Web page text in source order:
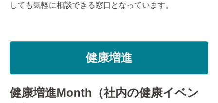
しても気軽に相談できる窓口となっています。
健康増進
健康増進Month（社内の健康イベン